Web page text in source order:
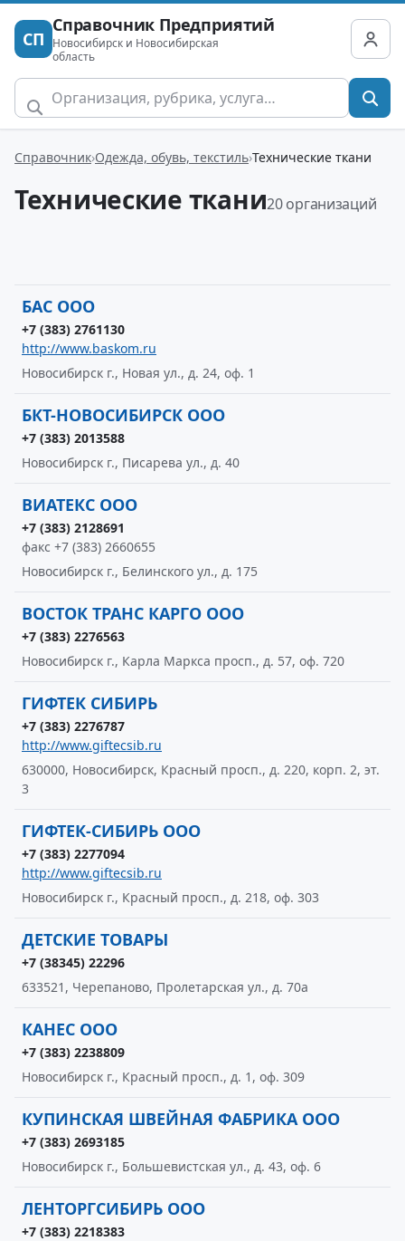
СП
Справочник Предприятий
Новосибирск и Новосибирская
область
Справочник Одежда, обувь, текстиль Технические ткани
Технические ткани20 организаций
БАС ООО
+7 (383) 2761130
http://www.baskom.ru
Новосибирск г., Новая ул., д. 24, оф. 1
БКТ-НОВОСИБИРСК ООО
+7 (383) 2013588
Новосибирск г., Писарева ул., д. 40
ВИАТЕКС ООО
+7 (383) 2128691
факс +7 (383) 2660655
Новосибирск г., Белинского ул., д. 175
ВОСТОК ТРАНС КАРГО ООО
+7 (383) 2276563
Новосибирск г., Карла Маркса просп., д. 57, оф. 720
ГИФТЕК СИБИРЬ
+7 (383) 2276787
http://www.giftecsib.ru
630000, Новосибирск, Красный просп., д. 220, корп. 2, эт.
3
ГИФТЕК-СИБИРЬ ООО
+7 (383) 2277094
http://www.giftecsib.ru
Новосибирск г., Красный просп., д. 218, оф. 303
ДЕТСКИЕ ТОВАРЫ
+7 (38345) 22296
633521, Черепаново, Пролетарская ул., д. 70а
КАНЕС ООО
+7 (383) 2238809
Новосибирск г., Красный просп., д. 1, оф. 309
КУПИНСКАЯ ШВЕЙНАЯ ФАБРИКА ООО
+7 (383) 2693185
Новосибирск г., Большевистская ул., д. 43, оф. 6
ЛЕНТОРГСИБИРЬ ООО
+7 (383) 2218383